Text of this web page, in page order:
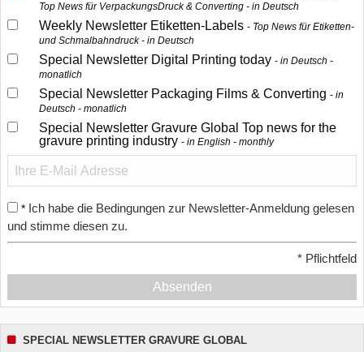
Top News für VerpackungsDruck & Converting - in Deutsch
Weekly Newsletter Etiketten-Labels
Top News für Etiketten-
und Schmalbahndruck - in Deutsch
Special Newsletter Digital Printing today
in Deutsch -
monatlich
Special Newsletter Packaging Films & Converting
in
Deutsch - monatlich
Special Newsletter Gravure Global Top news for the
gravure printing industry
in English - monthly
* Ich habe die Bedingungen zur Newsletter-Anmeldung gelesen
und stimme diesen zu.
* Pflichtfeld
Absenden
SPECIAL NEWSLETTER GRAVURE GLOBAL